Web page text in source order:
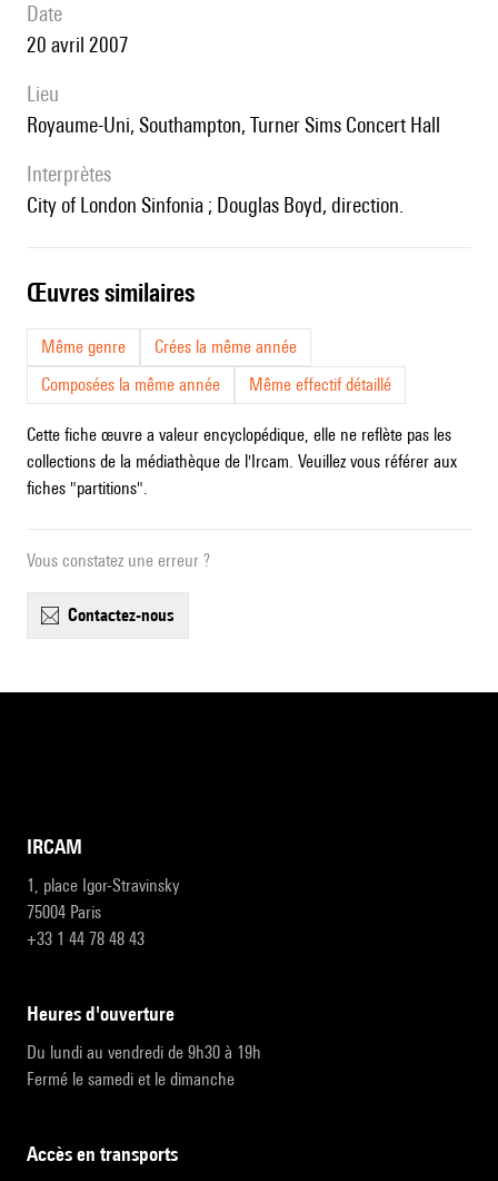
date
20 avril 2007
lieu
Royaume-Uni, Southampton, Turner Sims Concert Hall
interprètes
City of London Sinfonia ; Douglas Boyd, direction.
œuvres similaires
Même genre
Crées la même année
Composées la même année
Même effectif détaillé
Cette fiche œuvre a valeur encyclopédique, elle ne reflète pas les
collections de la médiathèque de l'Ircam. Veuillez vous référer aux
fiches "partitions".
Vous constatez une erreur ?
contactez-nous
IRCAM
1, place Igor-Stravinsky
75004 Paris
+33 1 44 78 48 43
heures d'ouverture
Du lundi au vendredi de 9h30 à 19h
Fermé le samedi et le dimanche
accès en transports